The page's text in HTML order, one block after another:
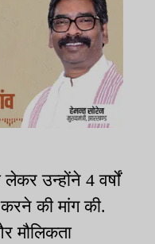
लेकर उन्होंने 4 वर्षों
की मांग की.
मौलिकता